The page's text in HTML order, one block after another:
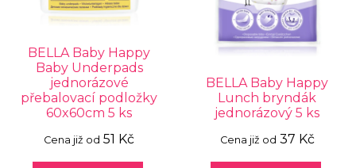
BELLA Baby Happy
Baby Underpads
jednorázové
přebalovací podložky
60x60cm 5 ks
Cena již od 51 Kč
BELLA Baby Happy
Lunch bryndák
jednorázový 5 ks
Cena již od 37 Kč